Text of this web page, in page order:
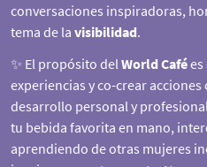
conversaciones inspiradoras,
tema de la visibilidad.
✨ El propósito delWorld Café
experiencias y co-crear
desarrollo personal y
tu bebida favorita en mano,
aprendiendo de otras mujeres